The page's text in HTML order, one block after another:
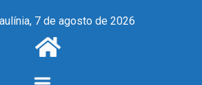
7 de agosto de 2026